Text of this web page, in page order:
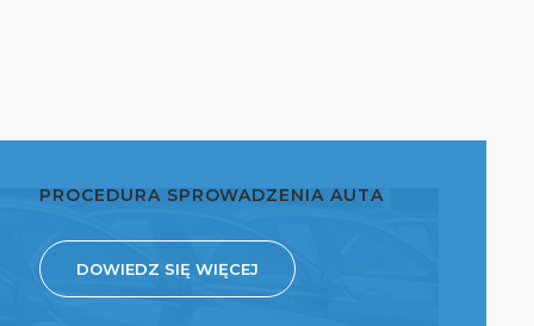
PROCEDURA SPROWADZENIA AUTA
DOWIEDZ SIĘ WIĘCEJ